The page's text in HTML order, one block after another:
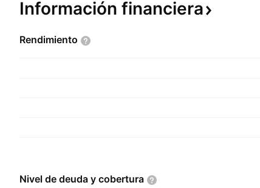
Información financiera
Rendimiento
Nivel de deuda y cobertura